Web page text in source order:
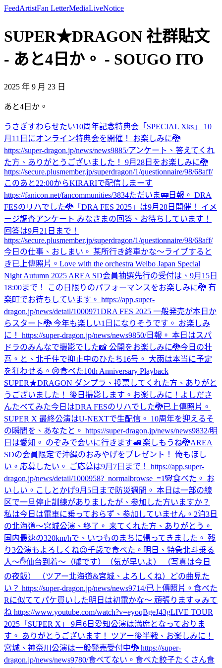
FeedArtistFan LetterMediaLiveNotice
SUPER★DRAGON 社群貼文
- あと4日か。 - SOUGO ITO
2025 年 9 月 23 日
あと4日か。
うさぎすわらせたい10周年記念特典会「SPECIAL Xks」 10
月11日にオンライン特典会を開催！ お楽しみに🐉
https://super-dragon.jp/news/news9885/アンケート、答えてくれ
た方、ありがとうございました！ 9月28日をお楽しみに🐉
https://secure.plusmember.jp/superdragon/1/questionnaire/98/68aff/
このあと22:00からKIRARIで配信しまーす
https://fanicon.net/fancommunities/3834ただいま🚃 日報。 DRA
FESのリハでした🐉 「DRA FES 2025」は9月28日開催！ イメ
ージ調査アンケート みなさまの回答、お待ちしています！
回答は9月21日まで！
https://secure.plusmember.jp/superdragon/1/questionnaire/98/68aff/
今日の仕事、おしまい。 某所行き終車かな〜ライブすると
き已上傳照片。 Love with the orchestra Weibo Japan Special
Night Autumn 2025 AREA SD会員抽選先行の受付は、9月15日
18:00まで！ この日限りのパフォーマンスをお楽しみに🐉 有
楽町でお待ちしています。 https://app.super-
dragon.jp/news/detail/1000971DRA FES 2025 一般発売が本日か
らスタート🐉 今年も楽しい1日になりそうです。 お楽しみ
に！ https://super-dragon.jp/news/news9850/日報。 本日はスパ
ドラのみんなで撮影でした📸 公開をお楽しみに🐉今日の壮
吾。と、北千住で抑止中のひたち16号。 大雨は本当に予定
を狂わせる。😢食べた10th Anniversary Playback
SUPER★DRAGON ダンプラ、投票してくれた方、ありがと
うございました！ 後日撮影します。お楽しみに！ よしださ
んたべてみた今日はDRA FESのリハでした🐉已上傳照片。
SUPER X 最終公演はU-NEXTで生配信。 10周年を迎えるそ
の瞬間を、あなたと。 https://super-dragon.jp/news/news9832/明
日は愛知。 のぞみで会いに行きます🚅 楽しもうね🐉AREA
SDの会員限定で沖縄のおみやげをプレゼント！ 俺もほし
い。応募したい。 ご応募は9月7日まで！ https://app.super-
dragon.jp/news/detail/1000958?_normalbrowse_=1🐼食べた。 お
いしい。 こしとかげ9月5日まで防災週間。 本日は一部の線
区で一旦停止訓練がありましたが、参加した方いますか？
私は今日は電車に乗っておらず、参加していません。 2泊3日
の北海道〜宮城公演、終了。 来てくれた方、ありがとう。
国内最速の320km/hで、いつものまちに帰ってきました。 残
り3公演もよろしくね😉千歳で食べた。 明日、特急北斗乗る
人〜✋仙台到着〜（嘘です）（気が早いよ） （写真は今日
の夜飯） （ツアー北海道&宮城、よろしくね）
どの曲見た
い？ https://super-dragon.jp/news/news9714/已上傳照片。 食べた
Rに似ててパケ買いした明日は初電かな〜 頑張ります🤜 みて
ね https://www.youtube.com/watch?v=eyoqBgeJ43gLIVE TOUR
2025「SUPER X」 9月6日愛知公演は満席となっておりま
す。 ありがとうございます！ ツアー後半戦、お楽しみに！
宮城、神奈川公演は一般発売受付中🐉 https://super-
dragon.jp/news/news9780/食べてない。 食べた餃子たくさん食